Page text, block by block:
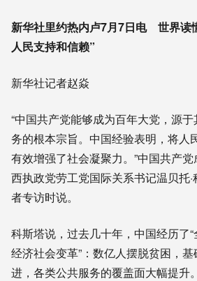
新华社里约热内卢7月7日电 世界读
人民支持和信赖”
新华社记者赵焱
“中国共产党能够成为百年大党，源
务的根本宗旨。中国经验表明，将人
有效增强了社会凝聚力。”中国共产
西执政党劳工党国际关系书记温贝托
者专访时说。
科斯塔说，过去几十年，中国经历了
经济社会变革”：数亿人摆脱贫困，
进，各类公共服务的覆盖面大幅提升